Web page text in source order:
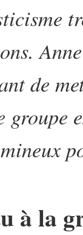
de
groupe
à la